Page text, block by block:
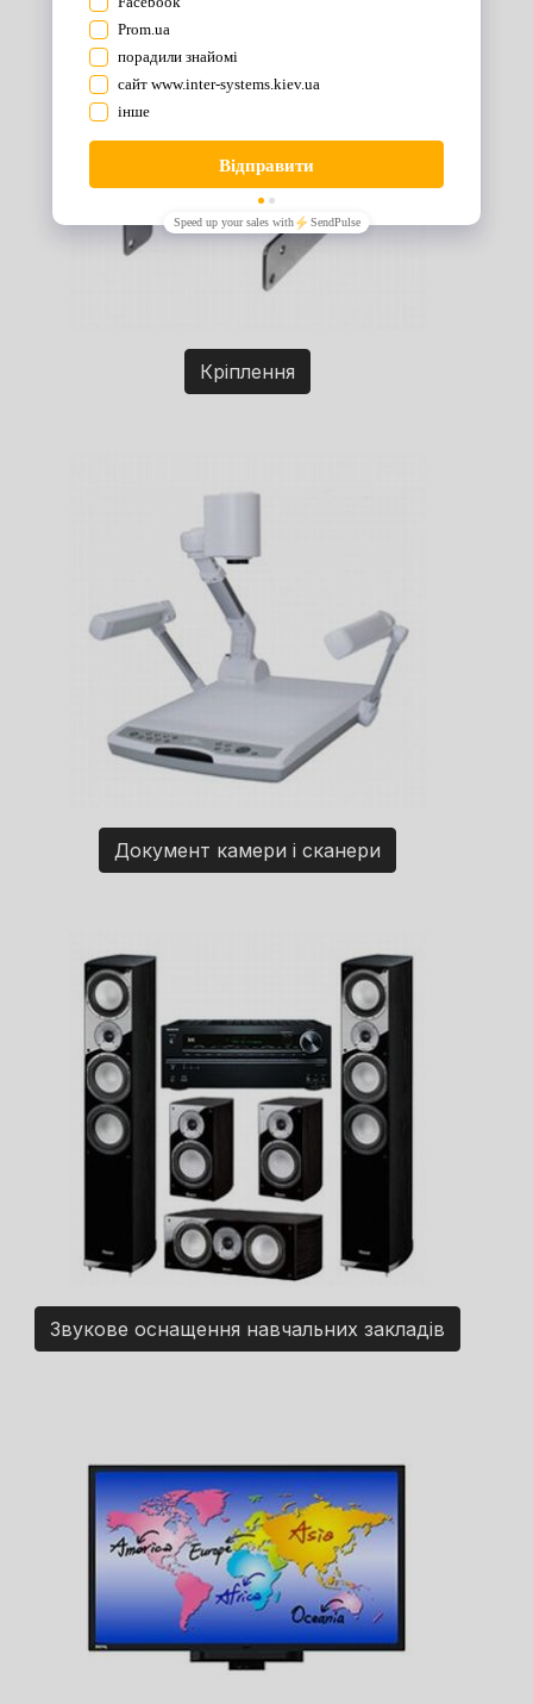
Кріплення
Документ камери і сканери
Звукове оснащення навчальних закладів